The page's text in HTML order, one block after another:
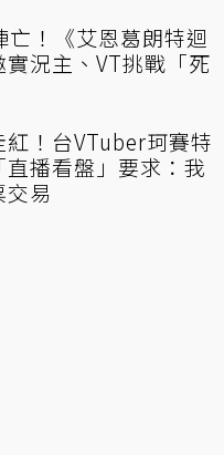
亡！《艾恩葛朗特迴
況主、VT挑戰「死
紅！台VTuber珂賽特
播看盤」要求：我
交易